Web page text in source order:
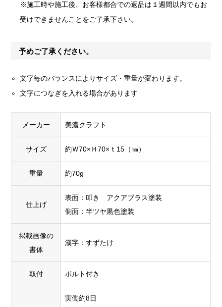
※施工時や施工後、お客様都合での返品は１週間以内でもお
受けできませんことをご了承下さい。
予めご了承ください。
文字毎のバランスによりサイズ・重量が変わります。
文字につなぎを入れる場合があります
メーカー 美濃クラフト
サイズ 約Ｗ70×Ｈ70×ｔ15（㎜）
重量 約70g
仕上げ
表面：叩き アクアブラス塗装
側面：半ツヤ黒色塗装
掲載画像の
書体
漢字：すずたけ
取付 ボルト付き
実働約8日